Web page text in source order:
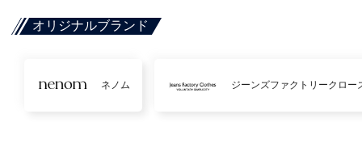
オリジナルブランド
ネノム ジーンズファクトリークロー